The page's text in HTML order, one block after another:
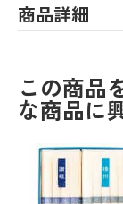
商品詳細
この商品
な商品に